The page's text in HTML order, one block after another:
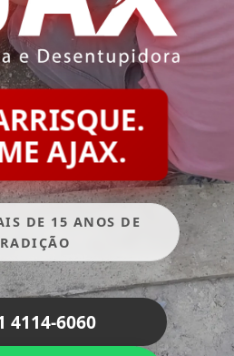
AJAX.
DE 15 ANOS DE
4114-6060